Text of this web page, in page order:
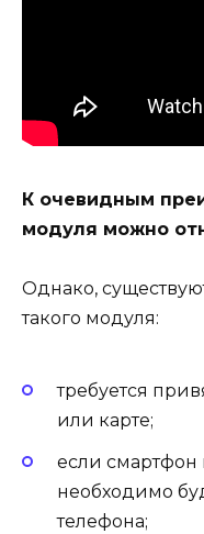
К очевидным
модуля можно
Однако,
такого модуля:
требуется
или карте;
если смартфон
необходимо
телефона;